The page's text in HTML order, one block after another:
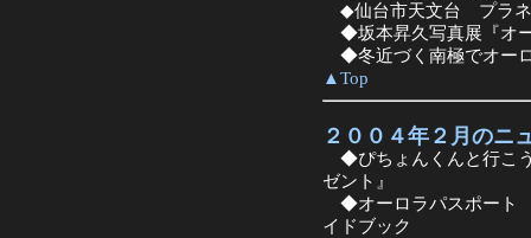
◆仙台市天文台 プラネ
◆坂本昇久写真展『オ
◆冬近づく南極でオー
▲Top
２００４年２月のニ
◆ぴちょんくんと行こ
ゼント』
◆オーロラパスポート
イドブック